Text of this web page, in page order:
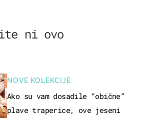
ni ovo
NOVE KOLEKCIJE
Ako su vam dosadile “obične”
plave traperice, ove jeseni